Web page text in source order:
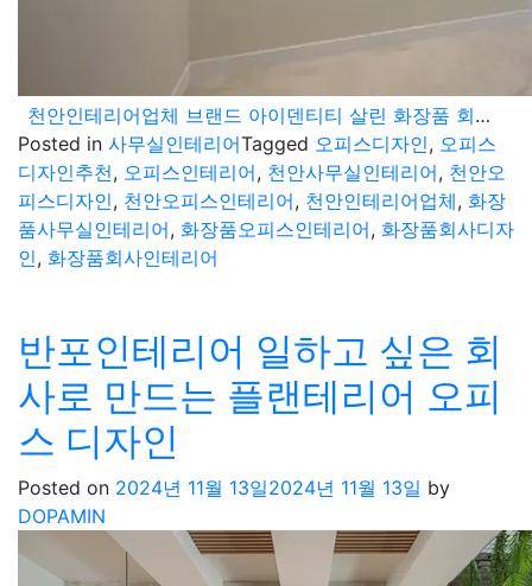
천안인테리어업체 브랜드 아이덴티티 살린 화장품 회사 사무실 디자인 컨셉
Posted in 사무실인테리어Tagged 오피스디자인, 오피스
디자인추천, 오피스인테리어, 천안사무실인테리어, 천안오
피스디자인, 천안오피스인테리어, 천안인테리어업체, 화장
품사무실인테리어, 화장품오피스인테리어, 화장품회사디자
인, 화장품회사인테리어
반포인테리어 일하고 싶은 회
사로 만드는 플랜테리어 오피
스 디자인
Posted on 2024년 11월 13일2024년 11월 13일 by
DOPAMIN